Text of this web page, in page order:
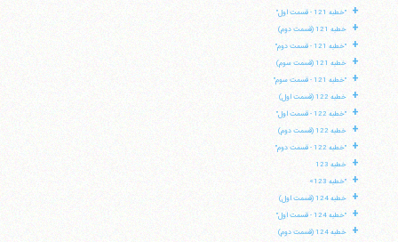
+ "خطبه 121 - قسمت اول"
+ خطبه 121 (قسمت دوم)
+ "خطبه 121 - قسمت دوم"
+ خطبه 121 (قسمت سوم)
+ "خطبه 121 - قسمت سوم"
+ خطبه 122 (قسمت اول)
+ "خطبه 122 - قسمت اول"
+ خطبه 122 (قسمت دوم)
+ "خطبه 122 - قسمت دوم"
+ خطبه 123
+ "خطبه 123»
+ خطبه 124 (قسمت اول)
+ "خطبه 124 - قسمت اول"
+ خطبه 124 (قسمت دوم)